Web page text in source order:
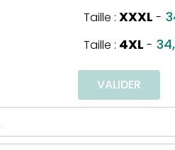
Taille :XXXL -
Taille : 4XL -
VALIDER